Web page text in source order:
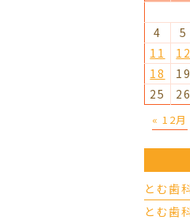
« 12月
4
5
11
12
18
19
25
26